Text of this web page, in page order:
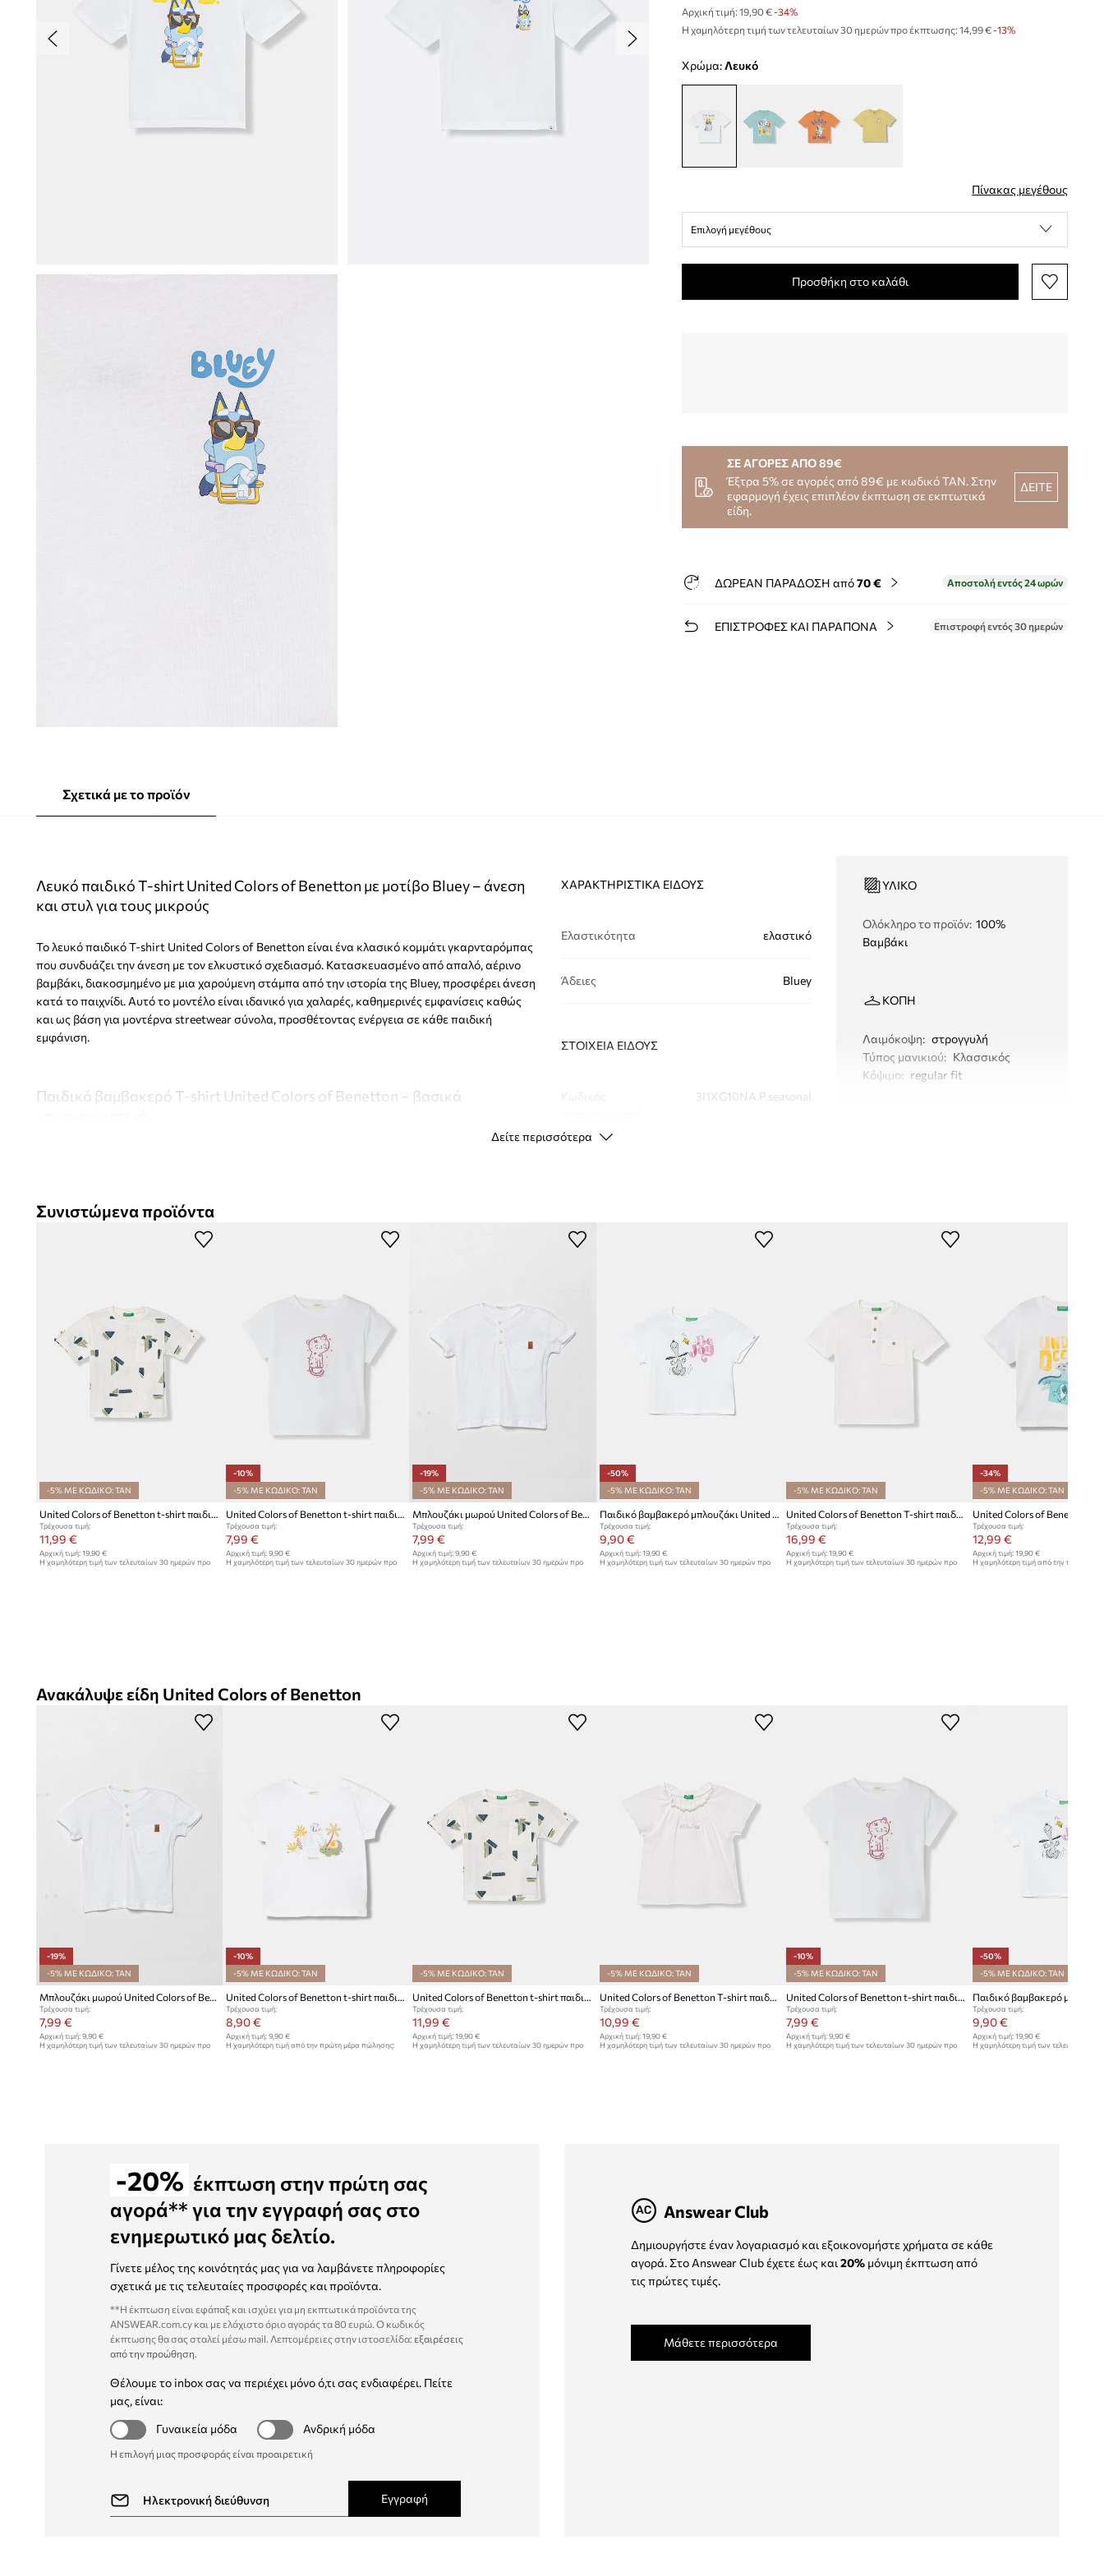
Αρχική τιμή: 19,90 €-34%
Η χαμηλότερη τιμή των τελευταίων 30 ημερών προ έκπτωσης: 14,99 € -13%
Χρώμα: λευκό
Πίνακας μεγέθους
Επιλογή μεγέθους
Προσθήκη στο καλάθι
ΣΕ ΑΓΟΡΕΣ ΑΠΟ 89€
Έξτρα 5% σε αγορές από 89€ με κωδικό TAN. Στην
εφαρμογή έχεις επιπλέον έκπτωση σε εκπτωτικά
είδη.
ΔΕΙΤΕ
ΔΩΡΕΑΝ ΠΑΡΑΔΟΣΗ από70 € Αποστολή εντός 24 ωρών
ΕΠΙΣΤΡΟΦΕΣ ΚΑΙ ΠΑΡΑΠΟΝΑ Επιστροφή εντός 30 ημερών
Σχετικά με το προϊόν
Λευκό παιδικό T-shirt United Colors of Benetton με μοτίβο Bluey – άνεση
και στυλ για τους μικρούς
Το λευκό παιδικό T-shirt United Colors of Benetton είναι ένα κλασικό κομμάτι γκαρνταρόμπας
που συνδυάζει την άνεση με τον ελκυστικό σχεδιασμό. Κατασκευασμένο από απαλό, αέρινο
βαμβάκι, διακοσμημένο με μια χαρούμενη στάμπα από την ιστορία της Bluey, προσφέρει άνεση
κατά το παιχνίδι. Αυτό το μοντέλο είναι ιδανικό για χαλαρές, καθημερινές εμφανίσεις καθώς
και ως βάση για μοντέρνα streetwear σύνολα, προσθέτοντας ενέργεια σε κάθε παιδική
εμφάνιση.
Παιδικό βαμβακερό T-shirt United Colors of Benetton – βασικά
διάρκεια των δραστηριοτήτων και του καθημερινού παιχνιδιού
με πλεκτή ύφανση είναι ευχάριστο στην αφή και απαλό για το
επιτρέπει την προσαρμογή στο σώμα, αυξάνοντας την άνεση
κατά τη χρήση όλη την ημέρα
Χαρούμενη στάμπα Blueyπροσθέτει παιδική γοητεία και πρωτοτυπία στο T-
shirt, ξεχωρίζοντάς το στο πλήθος
Αέρινο υλικό
έντονου παιχνιδιού και δραστηριοτήτων
καθιστά αυτό το T-shirt κατάλληλο για πολλά
καθημερινά σύνολα και περιστάσεις
ΧΑΡΑΚΤΗΡΙΣΤΙΚΆ ΕΊΔΟΥΣ
Ελαστικότητα ελαστικό
Άδειες Bluey
ΣΤΟΙΧΕΊΑ ΕΊΔΟΥΣ
3I1XG10NA.P.seasonal
ΥΛΙΚΌ
Ολόκληρο το προϊόν: 100%
Βαμβάκι
ΚΟΠΉ
Λαιμόκοψη: στρογγυλή
Τύπος μανικιού: Κλασσικός
Κόψιμο: regular fit
Δείτε περισσότερα
Συνιστώμενα προϊόντα
-5% ΜΕ ΚΩΔΙΚΟ: TAN
United Colors of Benetton t-shirt παιδικό με βαμβάκι
Τρέχουσα τιμή:
11,99 €
Αρχική τιμή: 19,90 €
Η χαμηλότερη τιμή των τελευταίων 30 ημερών προ
-10%
-5% ΜΕ ΚΩΔΙΚΟ: TAN
United Colors of Benetton t-shirt παιδικό βαμβακερό
Τρέχουσα τιμή:
7,99 €
Αρχική τιμή:9,90 €
Η χαμηλότερη τιμή των τελευταίων 30 ημερών προ
-19%
-5% ΜΕ ΚΩΔΙΚΟ: TAN
Μπλουζάκι μωρού United Colors of Benetton
Τρέχουσα τιμή:
7,99 €
Αρχική τιμή: 9,90 €
Η χαμηλότερη τιμή των τελευταίων 30 ημερών προ
-50%
-5% ΜΕ ΚΩΔΙΚΟ: TAN
Παιδικό βαμβακερό μπλουζάκι United Colors of Benetton
Τρέχουσα τιμή:
9,90 €
Αρχική τιμή: 19,90 €
Η χαμηλότερη τιμή των τελευταίων 30 ημερών προ
-5% ΜΕ ΚΩΔΙΚΟ: TAN
United Colors of Benetton T-shirt παιδικό με βαμβάκι
Τρέχουσα τιμή:
16,99 €
Αρχική τιμή:19,90 €
Η χαμηλότερη τιμή των τελευταίων 30 ημερών προ
-34%
-5% ΜΕ ΚΩΔΙΚΟ: TAN
Τρέχουσα τιμή:
12,99 €
Αρχική τιμή: 19,90 €
Η χαμηλότερη τιμή από την πρώτη
Ανακάλυψε είδη United Colors of Benetton
-19%
-5% ΜΕ ΚΩΔΙΚΟ: TAN
Μπλουζάκι μωρού United Colors of Benetton
Τρέχουσα τιμή:
7,99 €
Αρχική τιμή: 9,90 €
Η χαμηλότερη τιμή των τελευταίων 30 ημερών προ
-10%
-5% ΜΕ ΚΩΔΙΚΟ: TAN
Τρέχουσα τιμή:
8,90 €
Αρχική τιμή:9,90 €
Η χαμηλότερη τιμή από την πρώτη μέρα πώλησης:
-5% ΜΕ ΚΩΔΙΚΟ: TAN
Τρέχουσα τιμή:
11,99 €
Αρχική τιμή: 19,90 €
Η χαμηλότερη τιμή των τελευταίων 30 ημερών προ
-5% ΜΕ ΚΩΔΙΚΟ: TAN
United Colors of Benetton T-shirt παιδικό με βαμβάκι
Τρέχουσα τιμή:
10,99 €
Αρχική τιμή: 19,90 €
Η χαμηλότερη τιμή των τελευταίων 30 ημερών προ
-10%
-5% ΜΕ ΚΩΔΙΚΟ: TAN
Τρέχουσα τιμή:
7,99 €
Αρχική τιμή:9,90 €
Η χαμηλότερη τιμή των τελευταίων 30 ημερών προ
-50%
-5% ΜΕ ΚΩΔΙΚΟ: TAN
Τρέχουσα τιμή:
9,90 €
Αρχική τιμή: 19,90 €
Η χαμηλότερη τιμή των τελευταίων
-20% έκπτωση στην πρώτη σας
αγορά** για την εγγραφή σας στο
ενημερωτικό μας δελτίο.
Γίνετε μέλος της κοινότητάς μας για να λαμβάνετε πληροφορίες
σχετικά με τις τελευταίες προσφορές και προϊόντα.
**Η έκπτωση είναι εφάπαξ και ισχύει για μη εκπτωτικά προϊόντα της
ANSWEAR.com.cy και με ελάχιστο όριο αγοράς τα 80 ευρώ. Ο κωδικός
έκπτωσης θα σας σταλεί μέσω mail. Λεπτομέρειες στην ιστοσελίδα:εξαιρέσεις
από την προώθηση
Θέλουμε το inbox σας να περιέχει μόνο ό,τι σας ενδιαφέρει. Πείτε
μας, είναι:
Γυναικεία μόδα
Ανδρική μόδα
Η επιλογή μιας προσφοράς είναι προαιρετική
Εγγραφή
Answear Club
Δημιουργήστε έναν λογαριασμό και εξοικονομήστε χρήματα σε κάθε
αγορά. Στο Answear Club έχετε έως και 20%μόνιμη έκπτωση από
τις πρώτες τιμές.
Μάθετε περισσότερα